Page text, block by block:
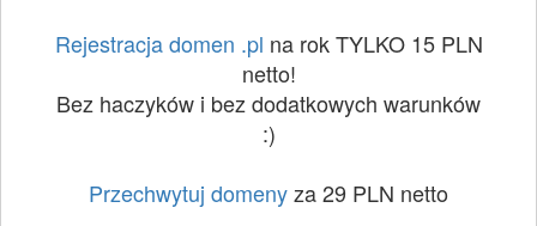
Rejestracja domen .pl na rok TYLKO 15 PLN
netto!
Bez haczyków i bez dodatkowych warunków
:)
Przechwytuj domenyza 29 PLN netto